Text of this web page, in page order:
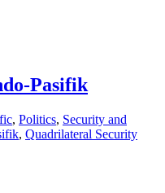
Pasifik
, Politics, Security and
, Quadrilateral Security